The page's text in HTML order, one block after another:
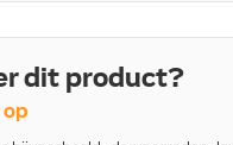
dit product?